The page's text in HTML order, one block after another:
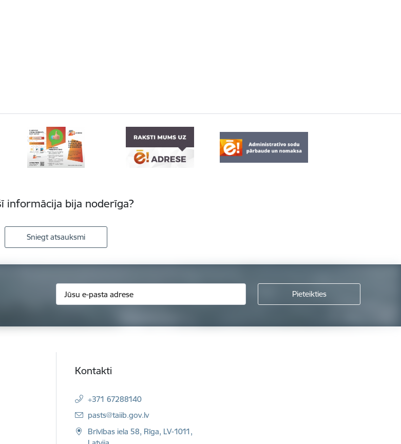
informācija bija noderīga?
Sniegt atsauksmi
Kontakti
+371 67288140
E-pasts:
pasts@taiib.gov.lv
Brīvības iela 58, Rīga, LV-1011,